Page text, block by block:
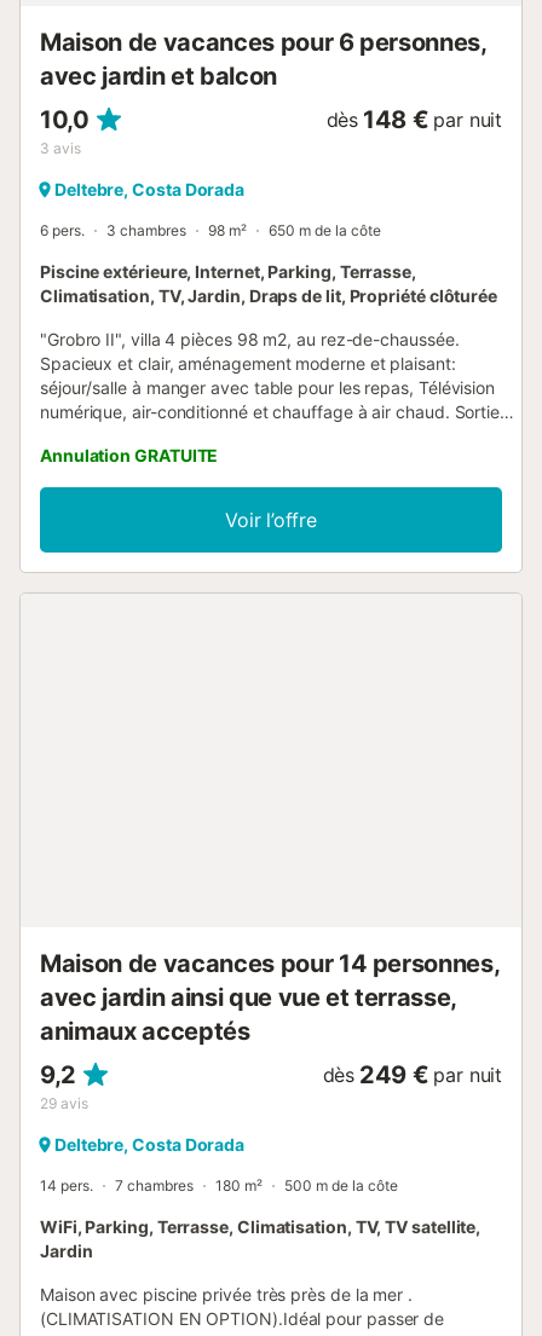
Maison de vacances pour 6 personnes,
avec jardin et balcon
10,0
3 avis
dès 148 € par nuit
Deltebre, Costa Dorada
6 pers. 3 chambres 98 m² 650 m de la côte
Piscine extérieure, Internet, Parking, Terrasse,
Climatisation, TV, Jardin, Draps de lit, Propriété clôturée
"Grobro II", villa 4 pièces 98 m2, au rez-de-chaussée.
Spacieux et clair, aménagement moderne et plaisant:
séjour/salle à manger avec table pour les repas, Télévision
numérique, air-conditionné et chauffage à air chaud. Sortie
longueur 190 cm). 1 chambre double avec 2 lits (90 cm,
longueur 190 cm). 1 chambre double avec 2 lits (90 cm,
longueur 190 cm). Cuisine ouverte (four, lave-vaisselle, 3
plaques vitrocéramiques, grille-pain, micro-ondes,
congélateur, cafetière électrique) avec bar. 2 douches/WC.
Annulation GRATUITE
Voir l’offre
Maison de vacances pour 14 personnes,
avec jardin ainsi que vue et terrasse,
animaux acceptés
9,2
29 avis
dès 249 € par nuit
Deltebre, Costa Dorada
14 pers. 7 chambres 180 m² 500 m de la côte
WiFi, Parking, Terrasse, Climatisation, TV, TV satellite,
Jardin
Maison avec piscine privée très près de la mer .
(CLIMATISATION EN OPTION).Idéal pour passer de